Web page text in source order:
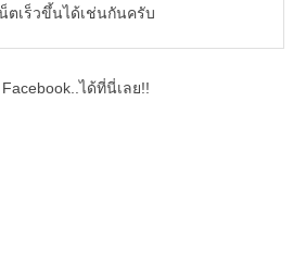
ตเร็วขึ้นได้เช่นกันครับ
ได้ที่นี่เลย!!